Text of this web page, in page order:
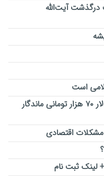
آیت‌الله
است
قیمت سازی دلار در نزدیکی مرزهای ایران! | دلار ۷۰ هزار تومانی ماندگار
اقتصادی
ثبت نام